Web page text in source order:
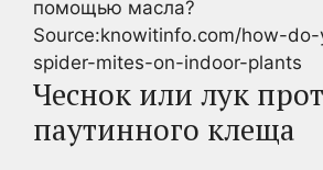
Source:knowitinfo.com/how-
spider-mites-on-indoor-plants
Чеснок или лук
паутинного клеща